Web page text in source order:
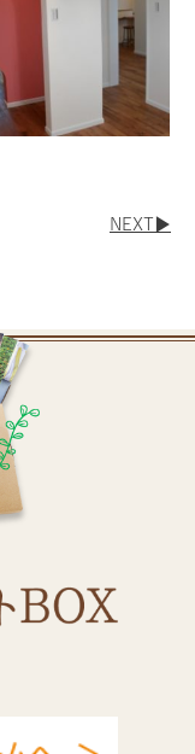
NEXT▶︎